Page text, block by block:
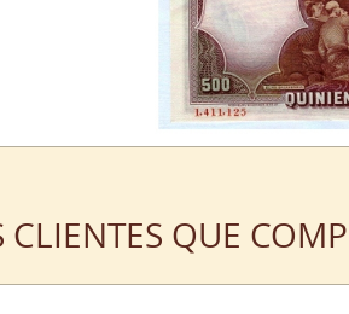
CLIENTES QUE